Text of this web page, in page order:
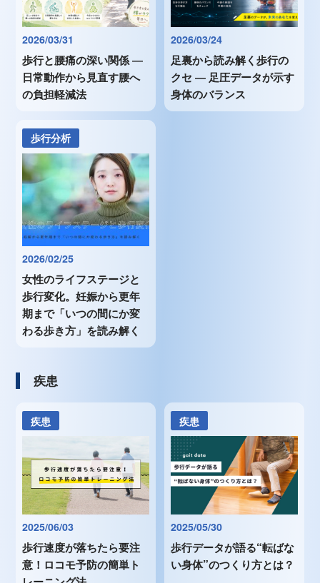
2026/03/31
歩行と腰痛の深い関係 ―
日常動作から見直す腰へ
の負担軽減法
2026/03/24
足裏から読み解く歩行の
クセ ― 足圧データが示す
身体のバランス
歩行分析
2026/02/25
女性のライフステージと
歩行変化。妊娠から更年
期まで「いつの間にか変
わる歩き方」を読み解く
疾患
疾患
2025/06/03
歩行速度が落ちたら要注
意！ロコモ予防の簡単ト
疾患
2025/05/30
歩行データが語る“転ばな
い身体”のつくり方とは？